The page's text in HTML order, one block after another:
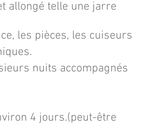
allongé telle une jarre
les pièces, les cuiseurs
nuits accompagnés
4 jours.(peut-être